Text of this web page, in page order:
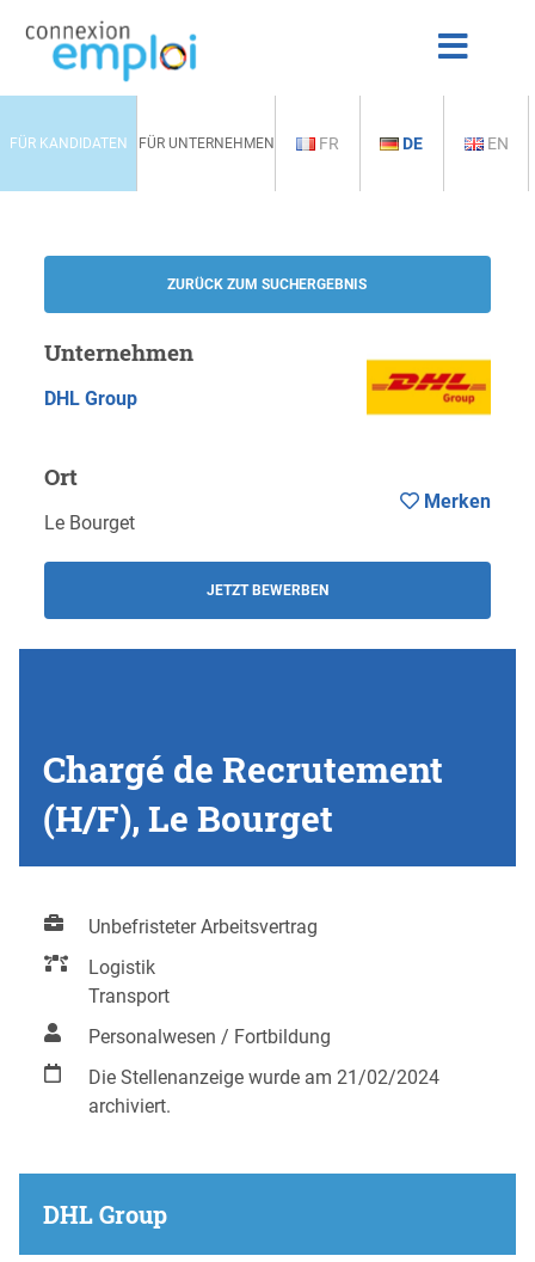
FÜR KANDIDATEN FÜR UNTERNEHMEN FR DE EN
ZURÜCK ZUM SUCHERGEBNIS
Unternehmen
DHL Group
Ort
Le Bourget
JETZT BEWERBEN
Merken
Chargé de Recrutement
(H/F), Le Bourget
Unbefristeter Arbeitsvertrag
Logistik
Transport
Personalwesen / Fortbildung
Die Stellenanzeige wurde am 21/02/2024
archiviert.
DHL Group